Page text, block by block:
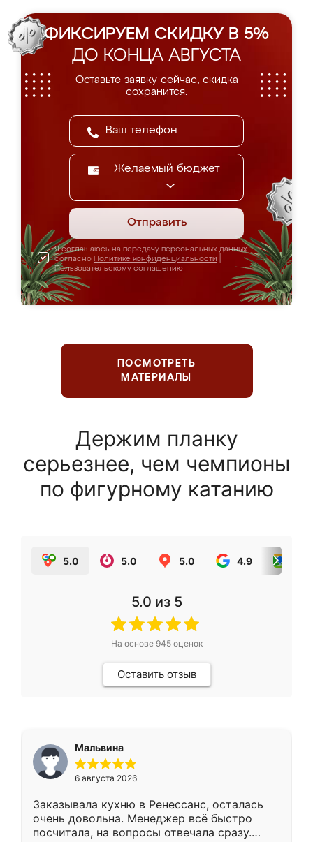
ФИКСИРУЕМ СКИДКУ В 5%
ДО КОНЦА АВГУСТА
Оставьте заявку сейчас, скидка
сохранится.
Желаемый бюджет
Отправить
Я соглашаюсь на передачу персональных данных
согласно Политике конфиденциальности
Пользовательскому соглашению
ПОСМОТРЕТЬ
МАТЕРИАЛЫ
Держим планку
серьезнее, чем чемпионы
по фигурному катанию
5.0 5.0 5.0 4.9
5.0 из 5
На основе 945оценок
Оставить отзыв
Мальвина
6 августа 2026
Заказывала кухню в Ренессанс, осталась
очень довольна. Менеджер всё быстро
посчитала, на вопросы отвечала сразу.